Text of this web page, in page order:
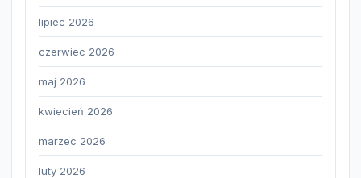
lipiec 2026
czerwiec 2026
maj 2026
kwiecień 2026
marzec 2026
luty 2026